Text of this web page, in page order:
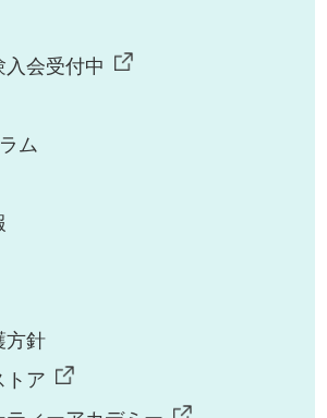
入会受付中
ム
方針
トア